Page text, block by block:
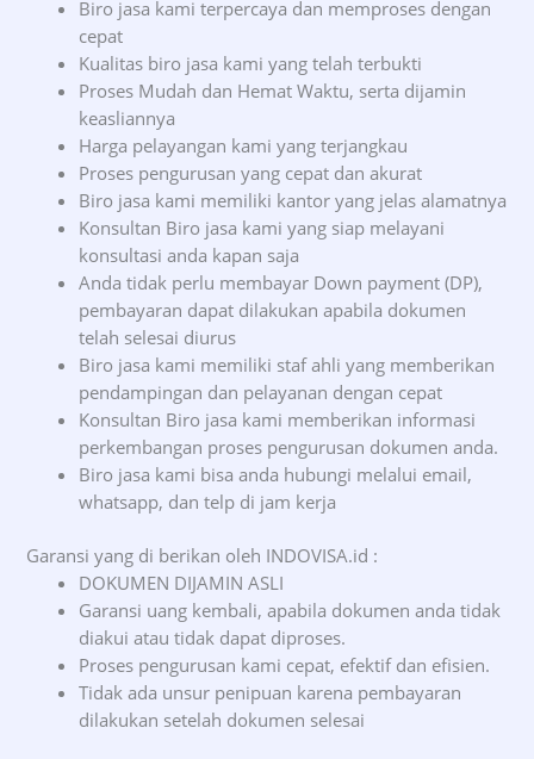
Biro jasa kami terpercaya dan memproses dengan
cepat
Kualitas biro jasa kami yang telah terbukti
Proses Mudah dan Hemat Waktu, serta dijamin
keasliannya
Harga pelayangan kami yang terjangkau
Proses pengurusan yang cepat dan akurat
Biro jasa kami memiliki kantor yang jelas alamatnya
Konsultan Biro jasa kami yang siap melayani
konsultasi anda kapan saja
Anda tidak perlu membayar Down payment (DP),
pembayaran dapat dilakukan apabila dokumen
telah selesai diurus
Biro jasa kami memiliki staf ahli yang memberikan
pendampingan dan pelayanan dengan cepat
Konsultan Biro jasa kami memberikan informasi
perkembangan proses pengurusan dokumen anda.
Biro jasa kami bisa anda hubungi melalui email,
whatsapp, dan telp di jam kerja
Garansi yang di berikan oleh INDOVISA.id :
DOKUMEN DIJAMIN ASLI
Garansi uang kembali, apabila dokumen anda tidak
diakui atau tidak dapat diproses.
Proses pengurusan kami cepat, efektif dan efisien.
Tidak ada unsur penipuan karena pembayaran
dilakukan setelah dokumen selesai